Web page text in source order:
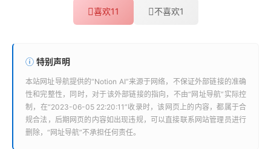
喜欢11 不喜欢1
特别声明
本站网址导航提供的“Notion AI”来源于网络，不保证外部链接的准确
性和完整性，同时，对于该外部链接的指向，不由“ 网址导航”实际控
制，在“2023-06-05 22:20:11”收录时，该网页上的内容，都属于合
规合法，后期网页的内容如出现违规，可以直接联系网站管理员进行
删除，“ 网址导航”不承担任何责任。